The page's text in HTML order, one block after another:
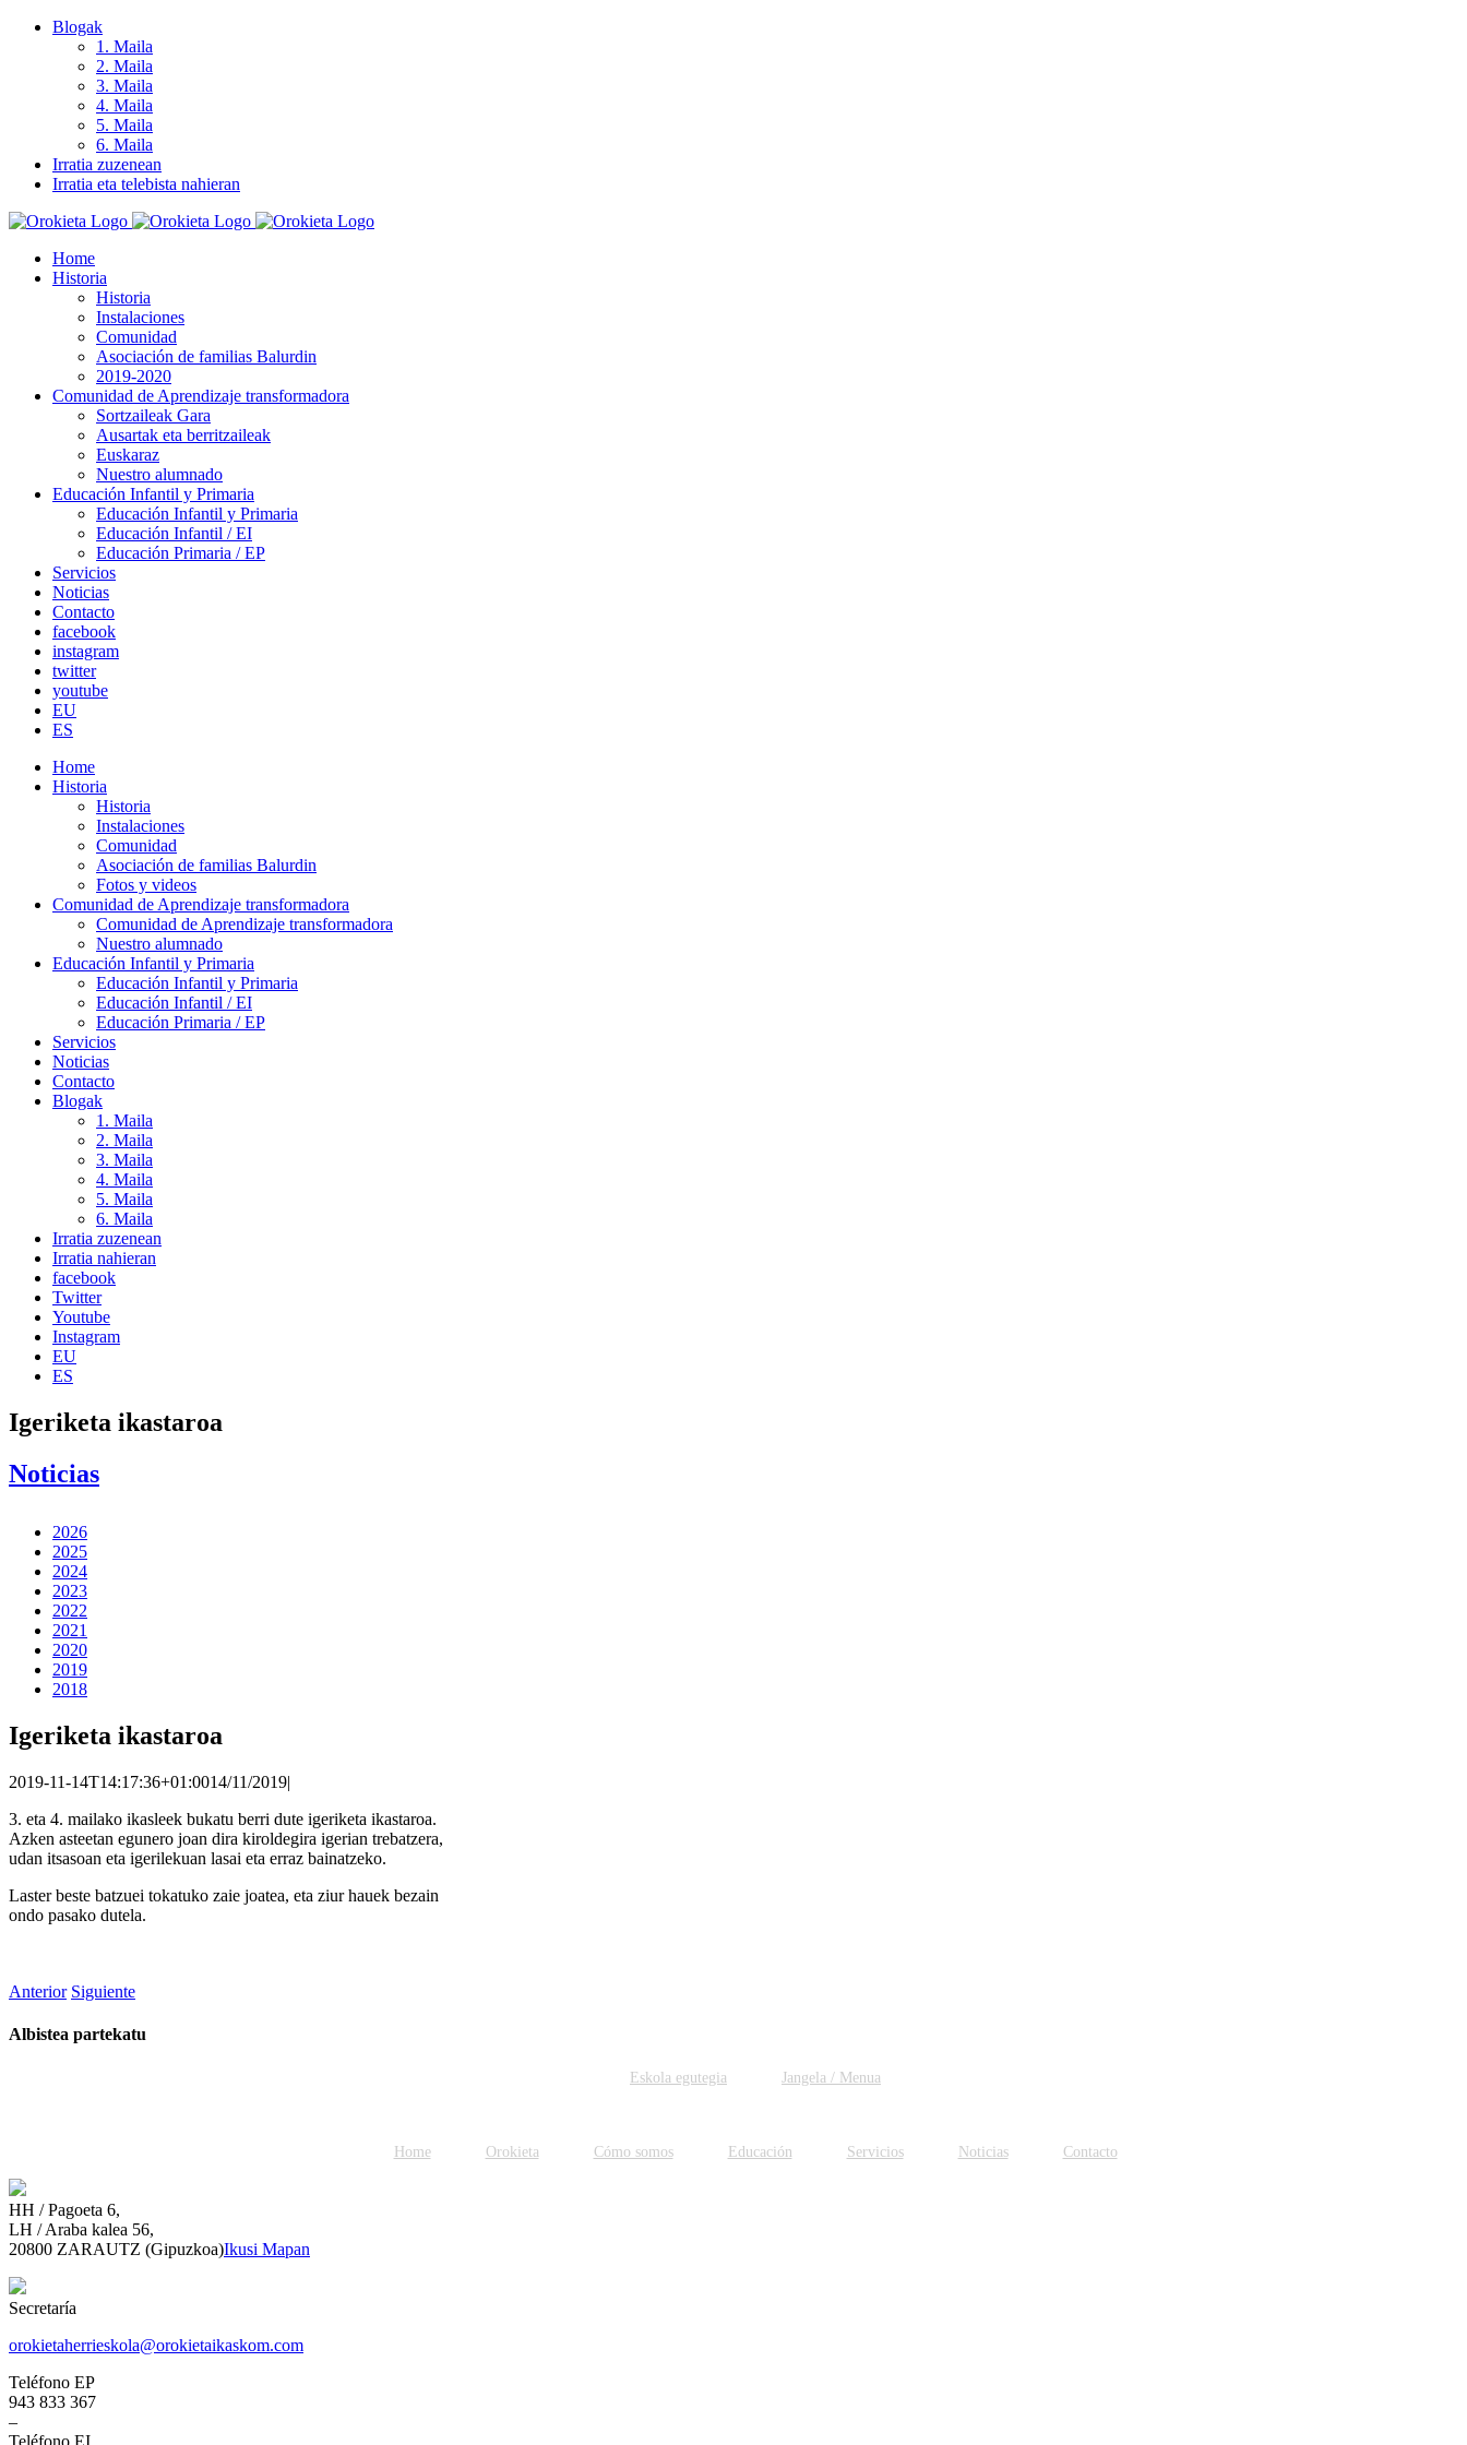
Skip
Blogak
1. Maila
2. Maila
3. Maila
4. Maila
5. Maila
6. Maila
Irratia zuzenean
Irratia eta telebista nahieran
Home
Historia
Historia
Instalaciones
Comunidad
Asociación de familias Balurdin
2019-2020
Comunidad de Aprendizaje transformadora
Sortzaileak Gara
Ausartak eta berritzaileak
Euskaraz
Nuestro alumnado
Educación Infantil y Primaria
Educación Infantil y Primaria
Educación Infantil / EI
Educación Primaria / EP
Servicios
Noticias
Contacto
facebook
instagram
twitter
youtube
EU
ES
Home
Historia
Historia
Instalaciones
Comunidad
Asociación de familias Balurdin
Fotos y videos
Comunidad de Aprendizaje transformadora
Comunidad de Aprendizaje transformadora
Nuestro alumnado
Educación Infantil y Primaria
Educación Infantil y Primaria
Educación Infantil / EI
Educación Primaria / EP
Servicios
Noticias
Contacto
Blogak
1. Maila
2. Maila
3. Maila
4. Maila
5. Maila
6. Maila
Irratia zuzenean
Irratia nahieran
facebook
Twitter
Youtube
Instagram
EU
ES
Igeriketa ikastaroa
Noticias
2026
2025
2024
2023
2022
2021
2020
2019
2018
Igeriketa ikastaroa
2019-11-14T14:17:36+01:0014/11/2019|
3. eta 4. mailako ikasleek bukatu berri dute igeriketa ikastaroa.
Azken asteetan egunero joan dira kiroldegira igerian trebatzera,
udan itsasoan eta igerilekuan lasai eta erraz bainatzeko.
Laster beste batzuei tokatuko zaie joatea, eta ziur hauek bezain
ondo pasako dutela.
Anterior Siguiente
Albistea partekatu
Eskola egutegia Jangela / Menua
Home Orokieta Cómo somos Educación Servicios Noticias Contacto
HH / Pagoeta 6,
LH / Araba kalea 56,
20800 ZARAUTZ (Gipuzkoa)Ikusi Mapan
Secretaría
orokietaherrieskola@orokietaikaskom.com
Teléfono EP
943 833 367
–